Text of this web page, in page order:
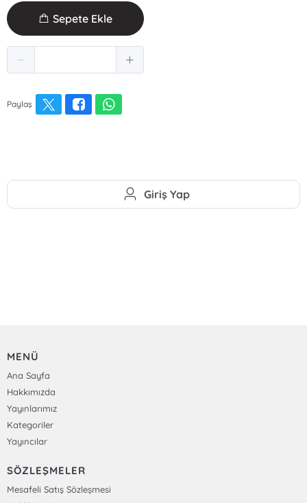
Sepete Ekle
Paylaş
Giriş Yap
MENÜ
Ana Sayfa
Hakkımızda
Yayınlarımız
Kategoriler
Yayıncılar
SÖZLEŞMELER
Mesafeli Satış Sözleşmesi